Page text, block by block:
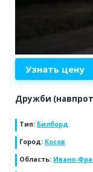
Узнать цену
Дружби
Тип: Билборд
Город: Косов
Область: Ивано-